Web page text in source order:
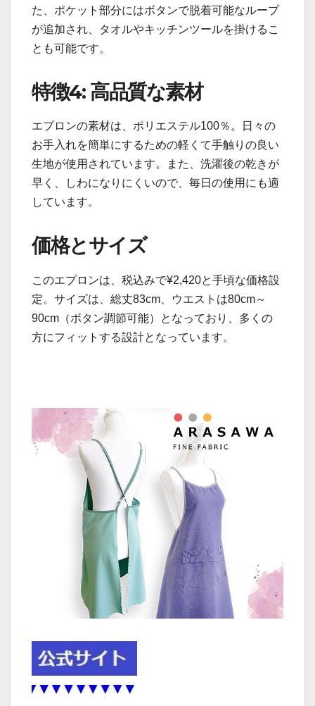
た、ポケット部分にはボタンで脱着可能なループ
が追加され、タオルやキッチンツールを掛けるこ
とも可能です。
特徴4: 高品質な素材
エプロンの素材は、ポリエステル100％。日々の
お手入れを簡単にするための軽くて手触りの良い
生地が使用されています。また、洗濯後の乾きが
早く、しわになりにくいので、毎日の使用にも適
しています。
価格とサイズ
このエプロンは、税込みで¥2,420と手頃な価格設
定。サイズは、総丈83cm、ウエストは80cm～
90cm（ボタン調節可能）となっており、多くの
方にフィットする設計となっています。